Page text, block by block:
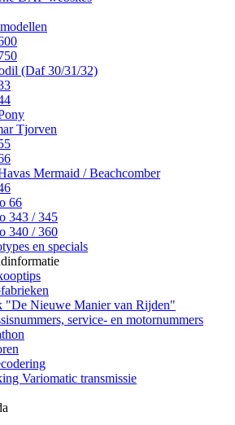
(Daf 30/31/32)
Tjorven
Mermaid / Beachcomber
66
343 / 345
340 / 360
en specials
"De Nieuwe Manier van Rijden"
service- en motornummers
Variomatic transmissie